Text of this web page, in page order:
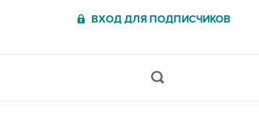
ВХОД ДЛЯ ПОДПИСЧИКОВ